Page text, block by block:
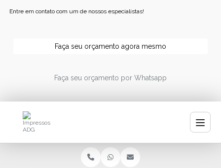
Entre em contato com um de nossos especialistas!
Faça seu orçamento agora mesmo
Faça seu orçamento por Whatsapp